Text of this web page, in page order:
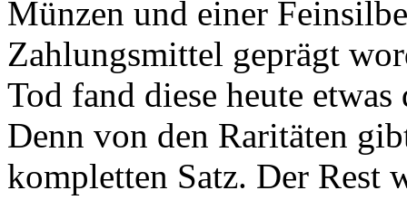
Münzen und einer
Zahlungsmittel geprägt
Tod fand diese heute
Denn von den Raritäten
kompletten Satz. Der Rest